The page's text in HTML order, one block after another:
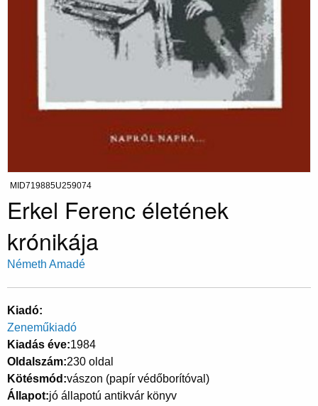
MID719885U259074
Erkel Ferenc életének
krónikája
Németh Amadé
Kiadó
Zeneműkiadó
Kiadás éve 1984
Oldalszám 230 oldal
Kötésmód vászon (papír védőborítóval)
Állapot jó állapotú antikvár könyv